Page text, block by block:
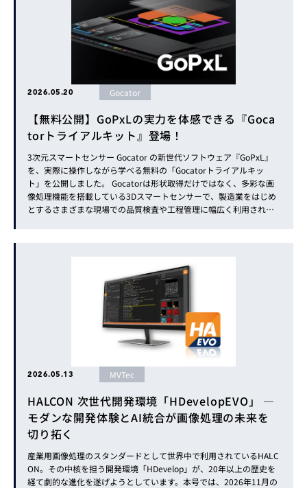
2026.05.20 Gocator
【無料公開】GoPxLの実力を体感できる『Goca
torトライアルキット』登場！
3次元スマートセンサー Gocator の新世代ソフトウェア『GoPxL』
を、実際に操作しながら学べる無料の「Gocatorトライアルキッ
ト」を公開しました。 Gocatorは形状取得だけではなく、多彩な画
像処理機能を搭載している3Dスマートセンサーで、製造業をはじめ
とするさまざまな現場での品質検査や工程管理に幅広く利用されて
2026.05.13 MVTec
HALCON 次世代開発環境「HDevelopEVO」 ―
モダンな開発体験とAI統合が画像処理の未来を
切り拓く
産業用画像処理のスタンダードとして世界中で利用されているHALC
ON。その中核を担う開発環境「HDevelop」が、20年以上の歴史を
経て劇的な進化を遂げようとしています。本号では、2026年11月の